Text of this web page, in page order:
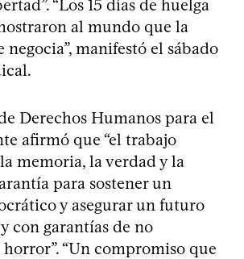
“Los 15 días de huelga
al mundo que la
negocia”, manifestó el sábado
Derechos Humanos para el
afirmó que “el trabajo
memoria, la verdad y la
para sostener un
y asegurar un futuro
con garantías de no
“Un compromiso que